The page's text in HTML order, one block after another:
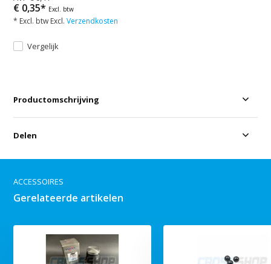
€ 0,35* Excl. btw
* Excl. btw Excl.Verzendkosten
Vergelijk
Productomschrijving
Delen
ACCESSOIRES
Gerelateerde artikelen